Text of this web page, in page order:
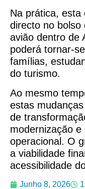
Na prática, esta
directo no bolso
avião dentro de
poderá tornar-
famílias,
do turismo.
Ao mesmo
estas
de
modernização
operacional. O
a viabilidade
acessibilidade
Junho 8, 2026